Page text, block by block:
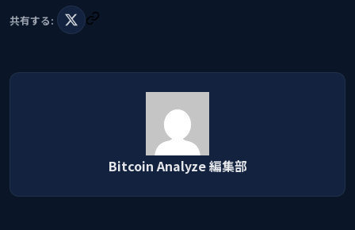
共有する:
Bitcoin Analyze 編集部